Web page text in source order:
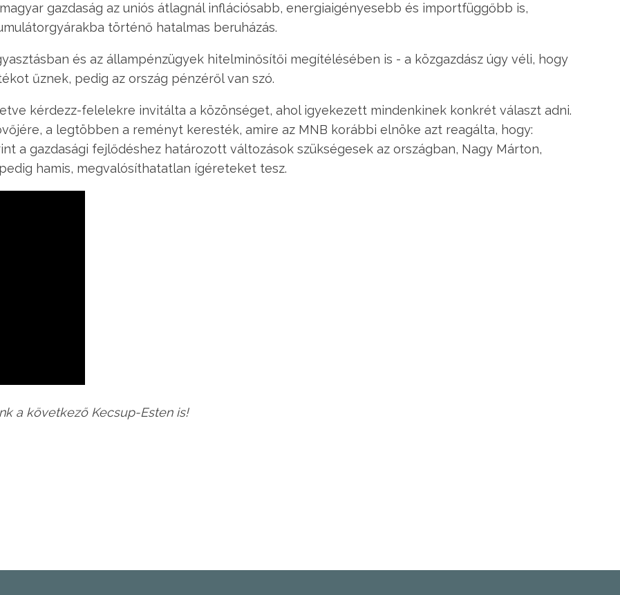
gazdaság az uniós átlagnál inflációsabb, energiaigényesebb és importfüggőbb is,
történő hatalmas beruházás.
és az állampénzügyek hitelminősítői megítélésében is - a közgazdász úgy véli, hogy
űznek, pedig az ország pénzéről van szó.
kérdezz-felelekre invitálta a közönséget, ahol igyekezett mindenkinek konkrét választ adni.
a legtöbben a reményt keresték, amire az MNB korábbi elnöke azt reagálta, hogy:
a gazdasági fejlődéshez határozott változások szükségesek az országban, Nagy Márton,
hamis, megvalósíthatatlan ígéreteket tesz.
a következő Kecsup-Esten is!